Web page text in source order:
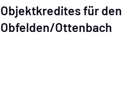
Objektkredites für
Obfelden/Ottenbach